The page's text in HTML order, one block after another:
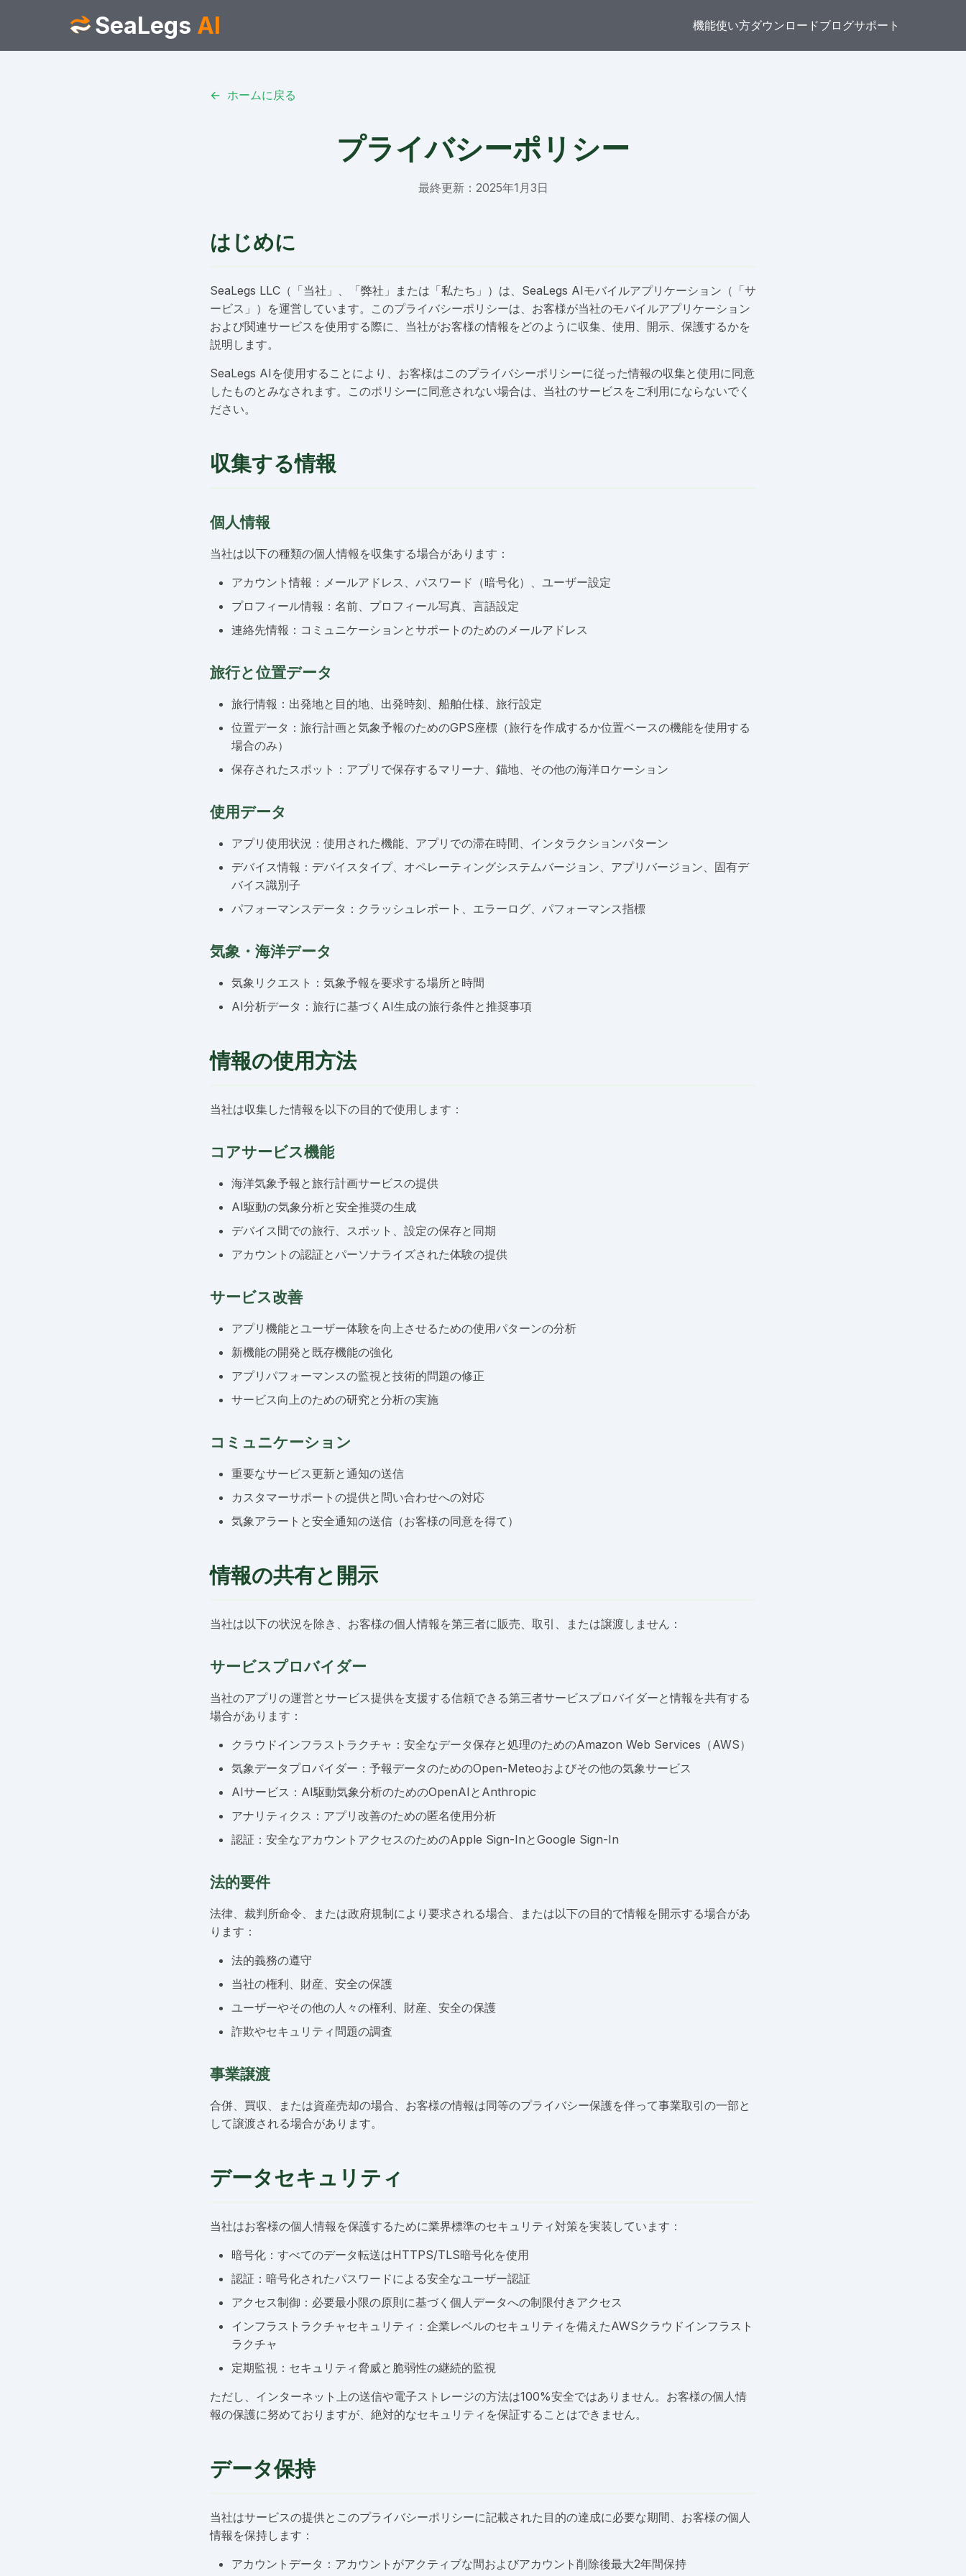
SeaLegs AI 機能使い方ダウンロードブログサポート
ホームに戻る
プライバシーポリシー
最終更新：2025年1月3日
はじめに
SeaLegs LLC（「当社」、「弊社」または「私たち」）は、SeaLegs AIモバイルアプリケーション（「サ
ービス」）を運営しています。このプライバシーポリシーは、お客様が当社のモバイルアプリケーション
および関連サービスを使用する際に、当社がお客様の情報をどのように収集、使用、開示、保護するかを
説明します。
SeaLegs AIを使用することにより、お客様はこのプライバシーポリシーに従った情報の収集と使用に同意
したものとみなされます。このポリシーに同意されない場合は、当社のサービスをご利用にならないでく
ださい。
収集する情報
個人情報
当社は以下の種類の個人情報を収集する場合があります：
アカウント情報：メールアドレス、パスワード（暗号化）、ユーザー設定
プロフィール情報：名前、プロフィール写真、言語設定
連絡先情報：コミュニケーションとサポートのためのメールアドレス
旅行と位置データ
旅行情報：出発地と目的地、出発時刻、船舶仕様、旅行設定
位置データ：旅行計画と気象予報のためのGPS座標（旅行を作成するか位置ベースの機能を使用する
場合のみ）
保存されたスポット：アプリで保存するマリーナ、錨地、その他の海洋ロケーション
使用データ
アプリ使用状況：使用された機能、アプリでの滞在時間、インタラクションパターン
デバイス情報：デバイスタイプ、オペレーティングシステムバージョン、アプリバージョン、固有デ
バイス識別子
パフォーマンスデータ：クラッシュレポート、エラーログ、パフォーマンス指標
気象・海洋データ
気象リクエスト：気象予報を要求する場所と時間
AI分析データ：旅行に基づくAI生成の旅行条件と推奨事項
情報の使用方法
当社は収集した情報を以下の目的で使用します：
コアサービス機能
海洋気象予報と旅行計画サービスの提供
AI駆動の気象分析と安全推奨の生成
デバイス間での旅行、スポット、設定の保存と同期
アカウントの認証とパーソナライズされた体験の提供
サービス改善
アプリ機能とユーザー体験を向上させるための使用パターンの分析
新機能の開発と既存機能の強化
アプリパフォーマンスの監視と技術的問題の修正
サービス向上のための研究と分析の実施
コミュニケーション
重要なサービス更新と通知の送信
カスタマーサポートの提供と問い合わせへの対応
気象アラートと安全通知の送信（お客様の同意を得て）
情報の共有と開示
当社は以下の状況を除き、お客様の個人情報を第三者に販売、取引、または譲渡しません：
サービスプロバイダー
当社のアプリの運営とサービス提供を支援する信頼できる第三者サービスプロバイダーと情報を共有する
場合があります：
クラウドインフラストラクチャ：安全なデータ保存と処理のためのAmazon Web Services（AWS）
気象データプロバイダー：予報データのためのOpen-Meteoおよびその他の気象サービス
AIサービス：AI駆動気象分析のためのOpenAIとAnthropic
アナリティクス：アプリ改善のための匿名使用分析
認証：安全なアカウントアクセスのためのApple Sign-InとGoogle Sign-In
法的要件
法律、裁判所命令、または政府規制により要求される場合、または以下の目的で情報を開示する場合があ
ります：
法的義務の遵守
当社の権利、財産、安全の保護
ユーザーやその他の人々の権利、財産、安全の保護
詐欺やセキュリティ問題の調査
事業譲渡
合併、買収、または資産売却の場合、お客様の情報は同等のプライバシー保護を伴って事業取引の一部と
して譲渡される場合があります。
データセキュリティ
当社はお客様の個人情報を保護するために業界標準のセキュリティ対策を実装しています：
暗号化：すべてのデータ転送はHTTPS/TLS暗号化を使用
認証：暗号化されたパスワードによる安全なユーザー認証
アクセス制御：必要最小限の原則に基づく個人データへの制限付きアクセス
インフラストラクチャセキュリティ：企業レベルのセキュリティを備えたAWSクラウドインフラスト
ラクチャ
定期監視：セキュリティ脅威と脆弱性の継続的監視
ただし、インターネット上の送信や電子ストレージの方法は100%安全ではありません。お客様の個人情
報の保護に努めておりますが、絶対的なセキュリティを保証することはできません。
データ保持
当社はサービスの提供とこのプライバシーポリシーに記載された目的の達成に必要な期間、お客様の個人
情報を保持します：
アカウントデータ：アカウントがアクティブな間およびアカウント削除後最大2年間保持